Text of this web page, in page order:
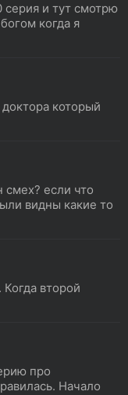
серия и тут смотрю
когда я
который
если что
видны какие то
второй
про
Начало